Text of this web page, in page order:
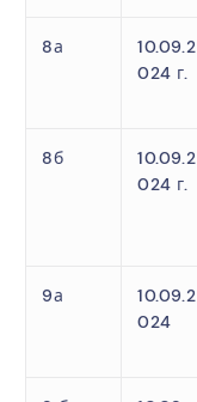
8а
10.09.2
024 г.
8б
10.09.2
024 г.
9а
10.09.2
024